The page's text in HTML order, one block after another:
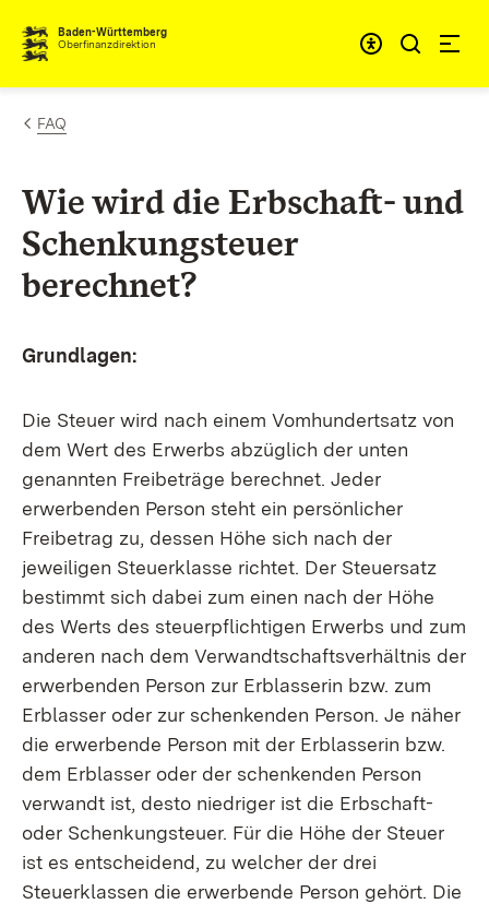
Zum Inhalt springen
Baden-Württemberg
Oberfinanzdirektion
FAQ
Wie wird die Erbschaft- und
Schenkungsteuer
berechnet?
Grundlagen:
Die Steuer wird nach einem Vomhundertsatz von
dem Wert des Erwerbs abzüglich der unten
genannten Freibeträge berechnet. Jeder
erwerbenden Person steht ein persönlicher
Freibetrag zu, dessen Höhe sich nach der
jeweiligen Steuerklasse richtet. Der Steuersatz
bestimmt sich dabei zum einen nach der Höhe
des Werts des steuerpflichtigen Erwerbs und zum
anderen nach dem Verwandtschaftsverhältnis der
erwerbenden Person zur Erblasserin bzw. zum
Erblasser oder zur schenkenden Person. Je näher
die erwerbende Person mit der Erblasserin bzw.
dem Erblasser oder der schenkenden Person
verwandt ist, desto niedriger ist die Erbschaft-
oder Schenkungsteuer. Für die Höhe der Steuer
ist es entscheidend, zu welcher der drei
Steuerklassen die erwerbende Person gehört. Die